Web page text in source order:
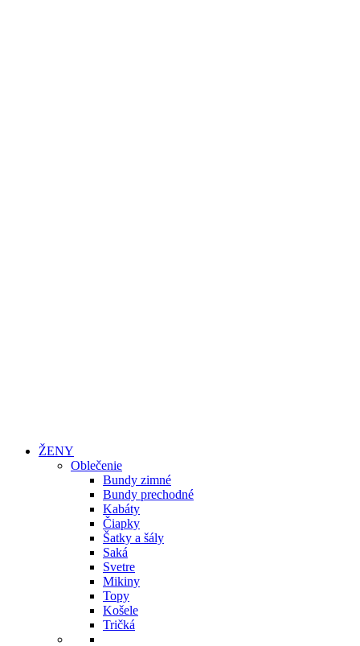
ŽENY
Oblečenie
Bundy zimné
Bundy prechodné
Kabáty
Čiapky
Šatky a šály
Saká
Svetre
Mikiny
Topy
Košele
Tričká